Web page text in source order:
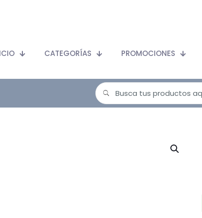
CATEGORÍAS PROMOCIONES